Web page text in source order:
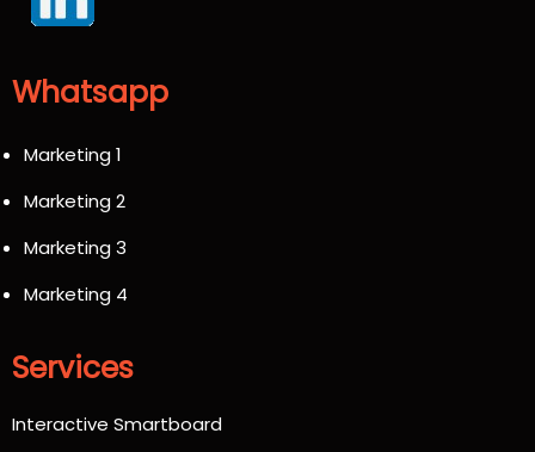
Whatsapp
Marketing 1
Marketing 2
Marketing 3
Marketing 4
Services
Interactive Smartboard